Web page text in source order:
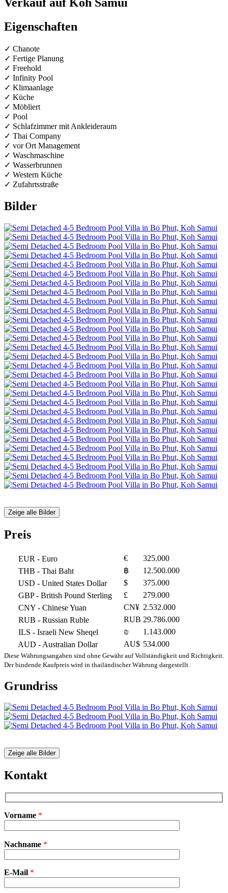
Eigenschaften
✓ Chanote
✓ Fertige Planung
✓ Freehold
✓ Infinity Pool
✓ Klimaanlage
✓ Küche
✓ Möbliert
✓ Pool
✓ Schlafzimmer mit Ankleideraum
✓ Thai Company
✓ vor Ort Management
✓ Waschmaschine
✓ Wasserbrunnen
✓ Western Küche
✓ Zufahrtsstraße
Bilder
Zeige alle Bilder
Preis
EUR - Euro €
325.000
THB - Thai Baht ฿
12.500.000
USD - United States Dollar $
375.000
GBP- British Pound Sterling £
279.000
CNY - Chinese Yuan CN¥ 2.532.000
RUB - Russian Ruble RUB 29.786.000
ILS - Israeli New Sheqel ₪
1.143.000
AUD - Australian Dollar AU$ 534.000
Diese Währungsangaben sind ohne Gewähr auf Vollständigkeit und Richtigkeit.
Der bindende Kaufpreis wird in thailändischer Währung dargestellt.
Grundriss
Zeige alle Bilder
Kontakt
Vorname *
lasse
leer.
Nachname *
E-Mail *